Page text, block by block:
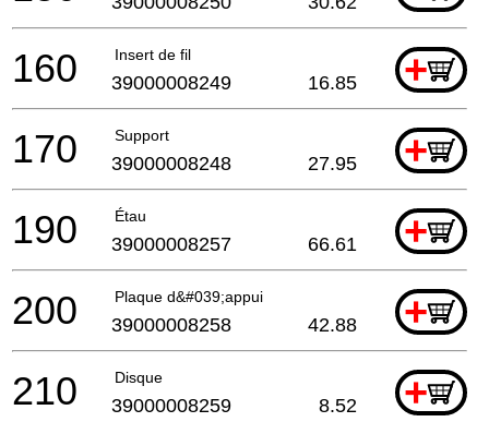
Insert de fil +
160 39000008249 16.85
Support +
170 39000008248 27.95
Étau +
190 39000008257 66.61
Plaque d&#039;appui +
200 39000008258 42.88
Disque +
210 39000008259 8.52